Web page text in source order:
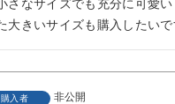
さなサイズでも充分に可愛い
大きいサイズも購入したいで
購入者
非公開